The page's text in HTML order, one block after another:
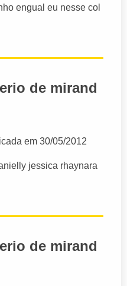
engual eu nesse col
de mirand
em 30/05/2012
jessica rhaynara
de mirand